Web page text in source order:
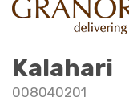
Kalahari
008040201